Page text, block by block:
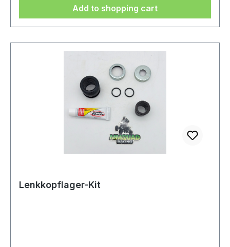
Add to shopping cart
Lenkkopflager-Kit